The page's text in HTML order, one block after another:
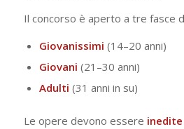
Il concorso è aperto a tre fasce
Giovanissimi (14–20 anni)
Giovani (21–30 anni)
Adulti (31 anni in su)
Le opere devono essere inedite